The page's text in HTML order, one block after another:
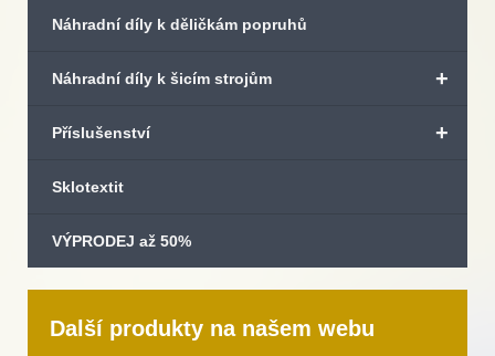
Náhradní díly k děličkám popruhů
+
Náhradní díly k šicím strojům
+
Příslušenství
Sklotextit
VÝPRODEJ až 50%
Další produkty na našem webu